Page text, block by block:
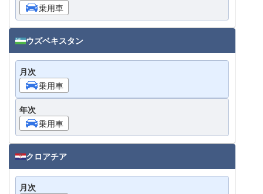
乗用車
ウズベキスタン
月次
乗用車
年次
乗用車
クロアチア
月次